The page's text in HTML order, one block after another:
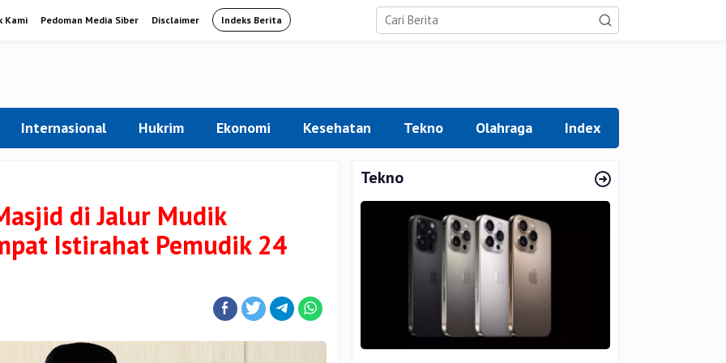
Kami Pedoman Media Siber Disclaimer Indeks Berita
Internasional Hukrim Ekonomi Kesehatan Tekno Olahraga Index
di Jalur Mudik
Istirahat Pemudik 24
Tekno